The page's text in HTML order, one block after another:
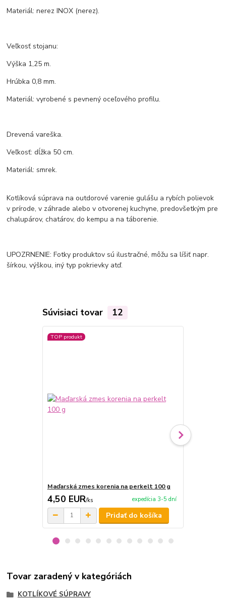
Materiál: nerez INOX (nerez).
Veľkosť stojanu:
Výška 1,25 m.
Hrúbka 0,8 mm.
Materiál: vyrobené s pevnený oceľového profilu.
Drevená vareška.
Veľkosť: dĺžka 50 cm.
Materiál: smrek.
Kotlíková súprava na outdorové varenie gulášu a rybích polievok
v prírode, v záhrade alebo v otvorenej kuchyne, predovšetkým pre
chalupárov, chatárov, do kempu a na táborenie.
UPOZRNENIE: Fotky produktov sú ilustračné, môžu sa líšiť napr.
šírkou, výškou, iný typ pokrievky atď.
Súvisiaci tovar 12
TOP produkt
Maďarská zmes korenia na perkelt 100 g
4,50 EUR/ks expedícia 3-5 dní
Pridať do košíka
Tovar zaradený v kategóriách
KOTLÍKOVÉ SÚPRAVY